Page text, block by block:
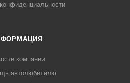
компании
автолюбителю